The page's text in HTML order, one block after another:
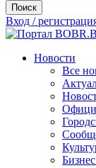
Поиск
Вход /
Новости
Все